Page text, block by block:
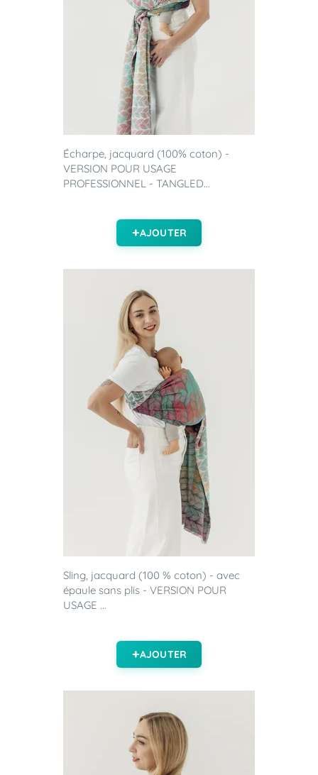
Écharpe, jacquard (100% coton) -
VERSION POUR USAGE
PROFESSIONNEL - TANGLED...
AJOUTER
Sling, jacquard (100 % coton) - avec
épaule sans plis - VERSION POUR
USAGE ...
AJOUTER